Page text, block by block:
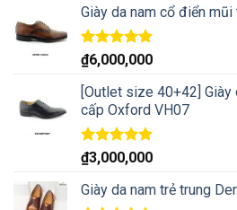
Giày da nam cổ điển
Rated5.00
out of 5
₫6,000,000
[Outlet size 40+42] Giày
cấp Oxford VH07
Rated5.00
out of 5
₫3,000,000
Giày da nam trẻ trung